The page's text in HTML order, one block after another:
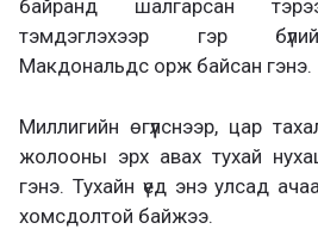
байранд шалгарсан
тэмдэглэхээр гэр
Макдональдс орж байсан гэнэ.
Миллигийн өгүүлснээр, цар
жолооны эрх авах тухай
гэнэ. Тухайн үед энэ улсад
хомсдолтой байжээ.